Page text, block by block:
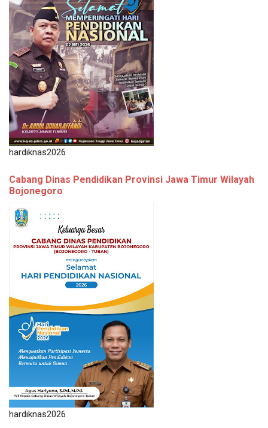
hardiknas2026
Cabang Dinas Pendidikan Provinsi Jawa Timur Wilayah
Bojonegoro
hardiknas2026